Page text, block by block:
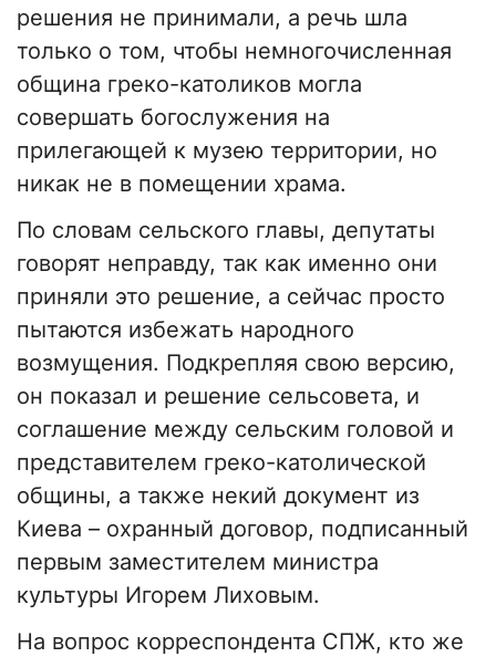
решения не принимали, а речь шла
только о том, чтобы немногочисленная
община греко-католиков могла
совершать богослужения на
прилегающей к музею территории, но
никак не в помещении храма.
По словам сельского главы, депутаты
говорят неправду, так как именно они
приняли это решение, а сейчас просто
пытаются избежать народного
возмущения. Подкрепляя свою версию,
он показал и решение сельсовета, и
соглашение между сельским головой и
представителем греко-католической
общины, а также некий документ из
Киева – охранный договор, подписанный
первым заместителем министра
культуры Игорем Лиховым.
На вопрос корреспондента СПЖ, кто же